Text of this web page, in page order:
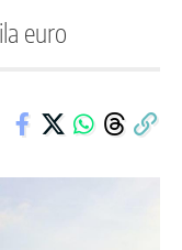
euro